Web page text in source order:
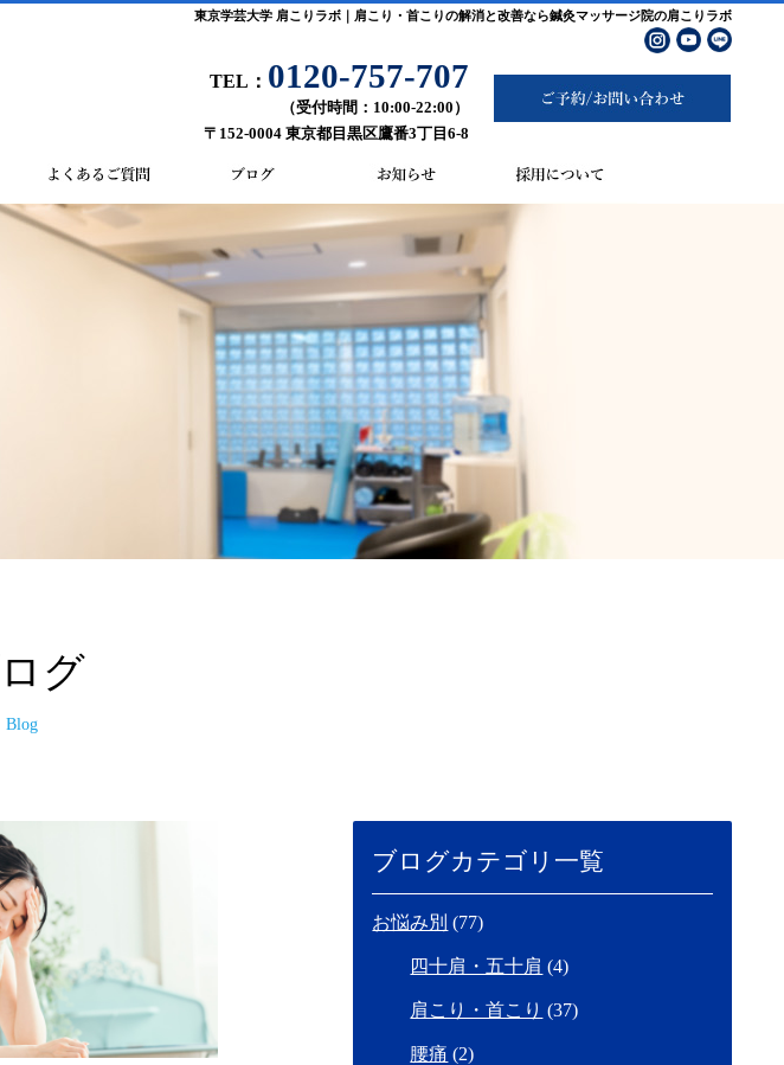
東京学芸大学 肩こりラボ｜肩こり・首こりの解消と改善なら鍼灸マッサージ院の肩こりラボ
TEL： 0120-757-707
（受付時間：10:00-22:00）
〒152-0004 東京都目黒区鷹番3丁目6-8
グ
Blog
ブログカテゴリ一覧
お悩み別 (77)
四十肩・五十肩 (4)
肩こり・首こり (37)
腰痛 (2)